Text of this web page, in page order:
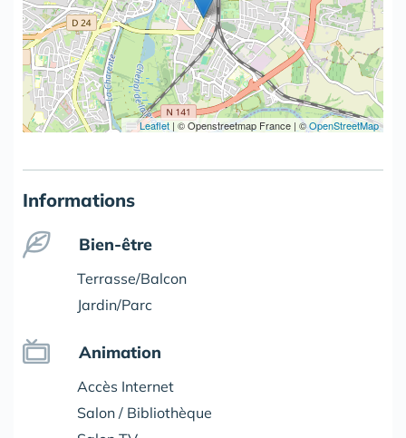
Leaflet | © Openstreetmap France | ©OpenStreetMap
Informations
Bien-être
Terrasse/Balcon
Jardin/Parc
Animation
Accès Internet
Salon / Bibliothèque